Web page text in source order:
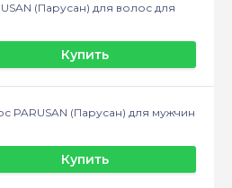
(Парусан) для волос для
Купить
PARUSAN (Парусан) для мужчин
Купить